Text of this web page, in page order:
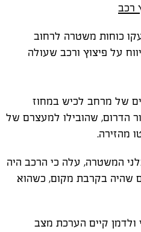
רכב
לשעה 23:00 הוזעקו כוחות משטרה לרחוב
על פיצוץ ורכב שעולה
של מרחב לכיש במחוז
הדרום, שהובילו למעצרם של
המשטרה, עלה כי הרכב היה
שהיה בקרבת מקום, כשהוא
קיים הערכת מצב